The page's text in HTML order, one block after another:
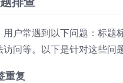
用户常遇到以下问题：标
问等。以下是针对这些问
重复